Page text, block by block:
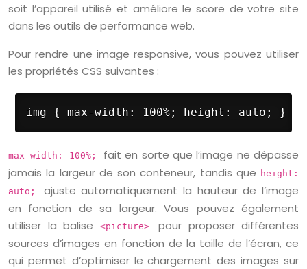
soit l’appareil utilisé et améliore le score de votre site
dans les outils de performance web.
Pour rendre une image responsive, vous pouvez utiliser
les propriétés CSS suivantes :
img { max-width: 100%; height: auto; }
max-width: 100%; fait en sorte que l’image ne dépasse
jamais la largeur de son conteneur, tandis que height:
auto; ajuste automatiquement la hauteur de l’image
en fonction de sa largeur. Vous pouvez également
utiliser la balise
<picture> pour proposer différentes
sources d’images en fonction de la taille de l’écran, ce
qui permet d’optimiser le chargement des images sur